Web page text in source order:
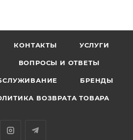
КОНТАКТЫ УСЛУГИ
ВОПРОСЫ И ОТВЕТЫ
БРЕНДЫ
ВОЗВРАТА ТОВАРА